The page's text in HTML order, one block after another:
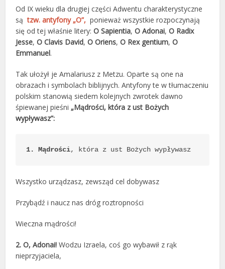
Od IX wieku dla drugiej części Adwentu charakterystyczne
sątzw. antyfony „O”, ponieważ wszystkie rozpoczynają
się od tej właśnie litery:O Sapientia,O Adonai,O Radix
Jesse,O Clavis David,O Oriens,O Rex gentium,O
Emmanuel.
Tak ułożył je Amalariusz z Metzu. Oparte są one na
obrazach i symbolach biblijnych. Antyfony te w tłumaczeniu
polskim stanowią siedem kolejnych zwrotek dawno
śpiewanej pieśni„Mądrości, która z ust Bożych
wypływasz”:
1. Mądrości, która z ust Bożych wypływasz
Wszystko urządzasz, zewsząd cel dobywasz
Przybądź i naucz nas dróg roztropności
Wieczna mądrości!
2. O, Adonai! Wodzu Izraela, coś go wybawił z rąk
nieprzyjaciela,